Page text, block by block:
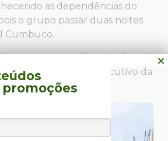
as dependências do
o grupo passar duas noites
Cumbuco.
conhecer o hotel executivo da
promoções